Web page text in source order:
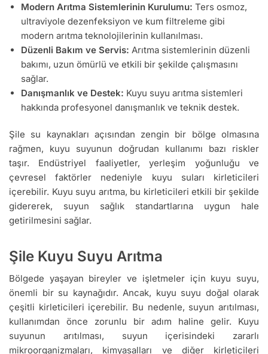
Modern Arıtma Sistemlerinin Kurulumu: Ters osmoz,
ultraviyole dezenfeksiyon ve kum filtreleme gibi
modern arıtma teknolojilerinin kullanılması.
Düzenli Bakım ve Servis: Arıtma sistemlerinin düzenli
bakımı, uzun ömürlü ve etkili bir şekilde çalışmasını
sağlar.
Danışmanlık ve Destek: Kuyu suyu arıtma sistemleri
hakkında profesyonel danışmanlık ve teknik destek.
Şile su kaynakları açısından zengin bir bölge olmasına
rağmen, kuyu suyunun doğrudan kullanımı bazı riskler
taşır. Endüstriyel faaliyetler, yerleşim yoğunluğu ve
çevresel faktörler nedeniyle kuyu suları kirleticileri
içerebilir. Kuyu suyu arıtma, bu kirleticileri etkili bir şekilde
gidererek, suyun sağlık standartlarına uygun hale
getirilmesini sağlar.
Şile Kuyu Suyu Arıtma
Bölgede yaşayan bireyler ve işletmeler için kuyu suyu,
önemli bir su kaynağıdır. Ancak, kuyu suyu doğal olarak
çeşitli kirleticileri içerebilir. Bu nedenle, suyun arıtılması,
kullanımdan önce zorunlu bir adım haline gelir. Kuyu
suyunun arıtılması, suyun içerisindeki zararlı
mikroorganizmaları, kimyasalları ve diğer kirleticileri